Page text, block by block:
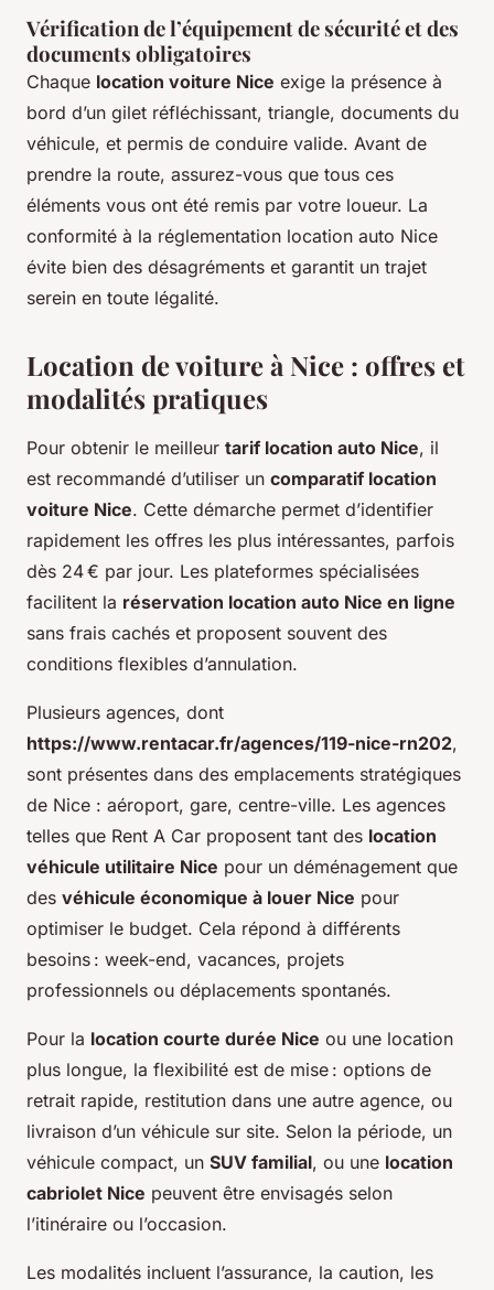
Vérification de l’équipement de sécurité et des
documents obligatoires
Chaque location voiture Nice exige la présence à
bord d’un gilet réfléchissant, triangle, documents du
véhicule, et permis de conduire valide. Avant de
prendre la route, assurez-vous que tous ces
éléments vous ont été remis par votre loueur. La
conformité à la réglementation location auto Nice
évite bien des désagréments et garantit un trajet
serein en toute légalité.
Location de voiture à Nice : offres et
modalités pratiques
Pour obtenir le meilleur tarif location auto Nice, il
est recommandé d’utiliser un comparatif location
voiture Nice. Cette démarche permet d’identifier
rapidement les offres les plus intéressantes, parfois
dès 24 € par jour. Les plateformes spécialisées
facilitent la réservation location auto Nice en ligne
sans frais cachés et proposent souvent des
conditions flexibles d’annulation.
Plusieurs agences, dont
https://www.rentacar.fr/agences/119-nice-rn202,
sont présentes dans des emplacements stratégiques
de Nice : aéroport, gare, centre-ville. Les agences
telles que Rent A Car proposent tant des location
véhicule utilitaire Nice pour un déménagement que
des véhicule économique à louer Nice pour
optimiser le budget. Cela répond à différents
besoins : week-end, vacances, projets
professionnels ou déplacements spontanés.
Pour la location courte durée Nice ou une location
plus longue, la flexibilité est de mise : options de
retrait rapide, restitution dans une autre agence, ou
livraison d’un véhicule sur site. Selon la période, un
véhicule compact, un SUV familial, ou une location
cabriolet Nice peuvent être envisagés selon
l’itinéraire ou l’occasion.
Les modalités incluent l’assurance, la caution, les